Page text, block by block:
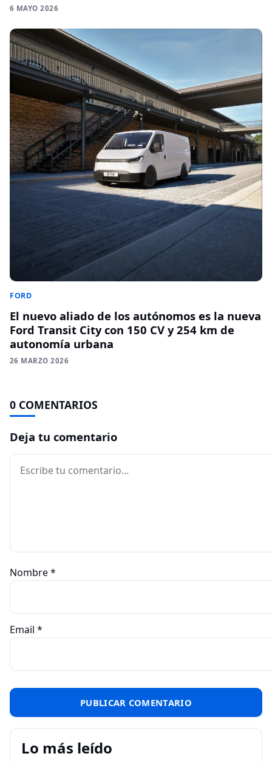
6 MAYO 2026
FORD
El nuevo aliado de los autónomos es la nueva
Ford Transit City con 150 CV y 254 km de
autonomía urbana
26 MARZO 2026
0 COMENTARIOS
Deja tu comentario
Comentario
Nombre*
Email *
Lo más leído